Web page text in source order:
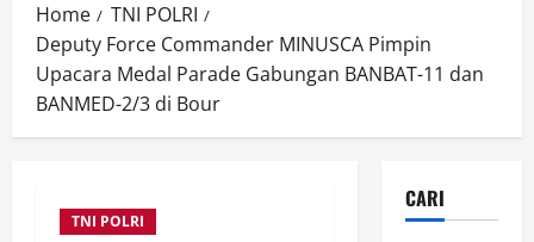
Home
TNI POLRI
Deputy Force Commander MINUSCA Pimpin
Upacara Medal Parade Gabungan BANBAT-11 dan
BANMED-2/3 di Bour
TNI POLRI
CARI